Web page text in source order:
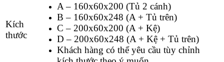
Kích
thước
A – 160x60x200 (Tủ 2 cánh)
B – 160x60x248 (A + Tủ trên)
C – 200x60x200 (A + Kệ)
D – 200x60x248 (A + Kệ + Tủ trên)
Khách hàng có thể yêu cầu tùy chỉnh